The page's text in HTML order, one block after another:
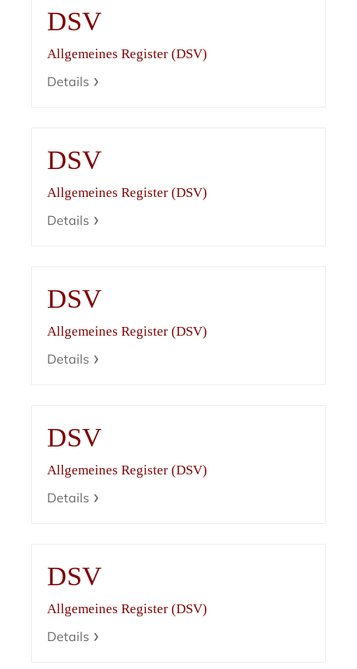
DSV
Allgemeines Register (DSV)
Details
DSV
Allgemeines Register (DSV)
Details
DSV
Allgemeines Register (DSV)
Details
DSV
Allgemeines Register (DSV)
Details
DSV
Allgemeines Register (DSV)
Details